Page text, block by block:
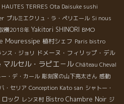
TERRES Ota Daisuke sushi
プルミエクリュ・ラ・ペリエール Si nous
穫2018年 Yakitori SHINORI BMO
Mouressipe 植村シェフ Paris bistro
ス・ジョリ ドメーヌ・フィリップ・デル
マルセル・ラピエ－ル Château Cheval
ー・デ・カール 彫刻家の山下亮太さん 感動
・セリア Conception Kato san シャトー・
ック レンヌ村 Bistro Chambre Noir ジ